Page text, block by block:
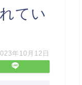
てい
年10月12日